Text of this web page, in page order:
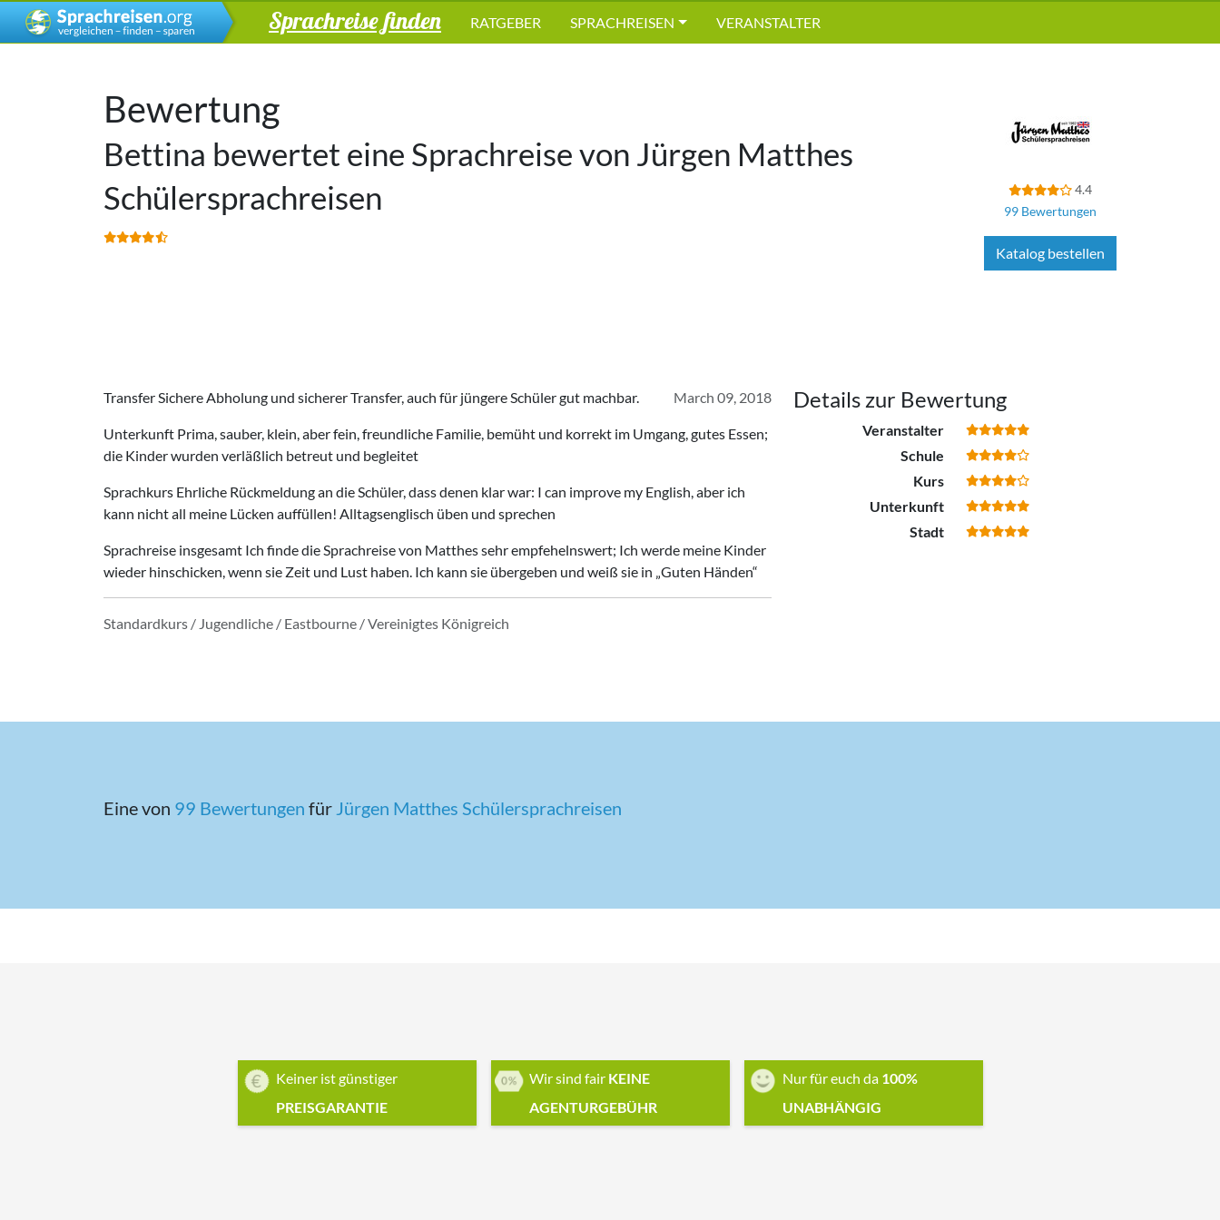
Sprachreise finden RATGEBER SPRACHREISEN VERANSTALTER
Bewertung
Bettina bewertet eine Sprachreise von Jürgen Matthes
Schülersprachreisen
4.4
99 Bewertungen
Katalog bestellen
March 09, 2018
Transfer Sichere Abholung und sicherer Transfer, auch für jüngere Schüler gut machbar.
Unterkunft Prima, sauber, klein, aber fein, freundliche Familie, bemüht und korrekt im Umgang, gutes Essen;
die Kinder wurden verläßlich betreut und begleitet
Sprachkurs Ehrliche Rückmeldung an die Schüler, dass denen klar war: I can improve my English, aber ich
kann nicht all meine Lücken auffüllen! Alltagsenglisch üben und sprechen
Sprachreise insgesamt Ich finde die Sprachreise von Matthes sehr empfehelnswert; Ich werde meine Kinder
wieder hinschicken, wenn sie Zeit und Lust haben. Ich kann sie übergeben und weiß sie in Guten Händen
Standardkurs / Jugendliche / Eastbourne / Vereinigtes Königreich
Details zur Bewertung
Veranstalter
Schule
Kurs
Unterkunft
Stadt
Eine von 99 Bewertungen für Jürgen Matthes Schülersprachreisen
Keiner ist günstiger
PREISGARANTIE
Wir sind fair KEINE
AGENTURGEBÜHR
Nur für euch da 100%
UNABHÄNGIG